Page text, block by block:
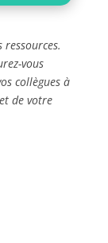
vous
collègues à
de votre